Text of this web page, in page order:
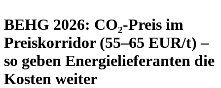
BEHG 2026: CO₂-Preis im
Preiskorridor (55–65 EUR/t) –
so geben Energielieferanten die
Kosten weiter